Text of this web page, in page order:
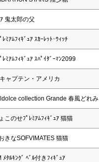
鬼太郎の父
ﾐｱﾑﾌｨｷﾞｭｱ ｽｶｰﾚｯﾄ･ｳｨｯﾁ
ﾐｱﾑﾌｨｷﾞｭｱ ｽﾊﾟｲﾀﾞｰﾏﾝ2099
ャプテン・アメリカ
collection Grande 春風どれみ
このせﾌﾟﾚﾐｱﾑﾌｨｷﾞｭｱ 猫猫
きなSOFVIMATES 猫猫
ﾀﾙｷﾝｸﾞ ﾍﾞﾙ付きﾌｨｷﾞｭｱ